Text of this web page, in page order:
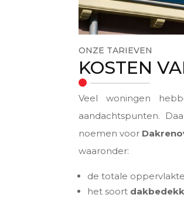
ONZE TARIEVEN
KOSTEN
Veel woningen
aandachtspunten.
noemen voor
waaronder:
de totale
het soort